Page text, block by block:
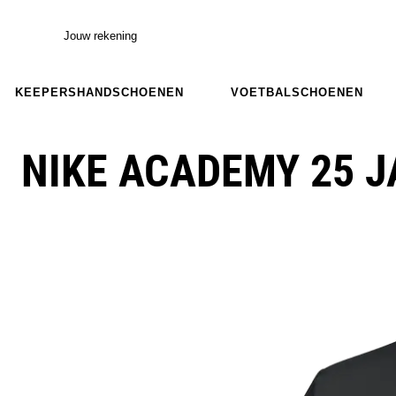
Jouw rekening
KEEPERSHANDSCHOENEN VOETBALSCHOENEN
NIKE ACADEMY 25